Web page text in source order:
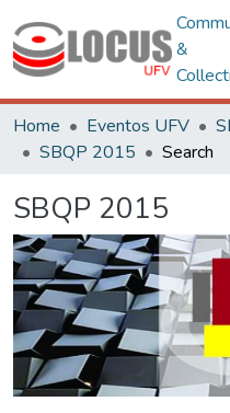
&
Home Eventos UFV
SBQP 2015
Search
SBQP 2015